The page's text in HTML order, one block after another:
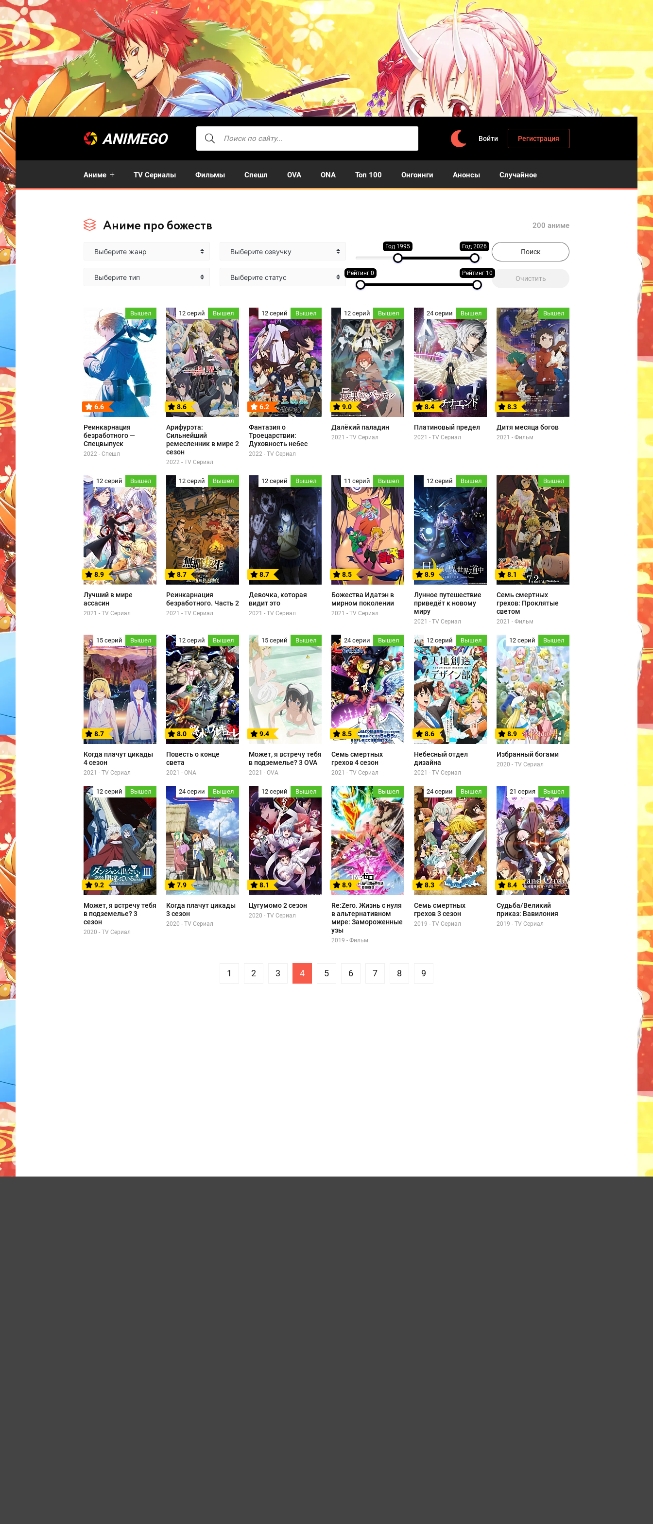
ANIMEGO Войти Регистрация
Аниме TV Сериалы Фильмы Спешл OVA ONA Топ 100 Онгоинги Анонсы Случайное
Аниме про божеств 200 аниме
Выберите жанр
Выберите тип
Выберите озвучку
Выберите статус
Год 1995 Год 2026
Рейтинг 0 Рейтинг 10
Вышел
6.6
Реинкарнация
безработного —
Спецвыпуск
2022 - Спешл
12 серий Вышел
8.6
Арифурэта:
Сильнейший
ремесленник в мире 2
сезон
2022 - TV Сериал
12 серий Вышел
6.2
Фантазия о
Троецарствии:
Духовность небес
2022 - TV Сериал
12 серий Вышел
9.0
Далёкий паладин
2021 - TV Сериал
24 серии Вышел
8.4
Платиновый предел
2021 - TV Сериал
Вышел
8.3
Дитя месяца богов
2021 - Фильм
12 серий Вышел
8.9
Лучший в мире
ассасин
2021 - TV Сериал
12 серий Вышел
8.7
Реинкарнация
безработного. Часть 2
2021 - TV Сериал
12 серий Вышел
8.7
Девочка, которая
видит это
2021 - TV Сериал
11 серий Вышел
8.5
Божества Идатэн в
мирном поколении
2021 - TV Сериал
12 серий Вышел
8.9
Лунное путешествие
приведёт к новому
миру
2021 - TV Сериал
Вышел
8.1
Семь смертных
грехов: Проклятые
светом
2021 - Фильм
15 серий Вышел
8.7
Когда плачут цикады
4 сезон
2021 - TV Сериал
12 серий Вышел
8.0
Повесть о конце
света
2021 - ONA
15 серий Вышел
9.4
Может, я встречу тебя
в подземелье? 3 OVA
2021 - OVA
24 серии Вышел
8.5
Семь смертных
грехов 4 сезон
2021 - TV Сериал
12 серий Вышел
8.6
Небесный отдел
дизайна
2021 - TV Сериал
12 серий Вышел
8.9
Избранный богами
2020 - TV Сериал
12 серий Вышел
9.2
Может, я встречу тебя
в подземелье? 3
сезон
2020 - TV Сериал
24 серии Вышел
7.9
Когда плачут цикады
3 сезон
2020 - TV Сериал
12 серий Вышел
8.1
Цугумомо 2 сезон
2020 - TV Сериал
Вышел
8.9
Re:Zero. Жизнь с нуля
в альтернативном
мире: Замороженные
узы
2019 - Фильм
24 серии Вышел
8.3
Семь смертных
грехов 3 сезон
2019 - TV Сериал
21 серия Вышел
8.4
Судьба/Великий
приказ: Вавилония
2019 - TV Сериал
1 2 3 4 5 6 7 8 9